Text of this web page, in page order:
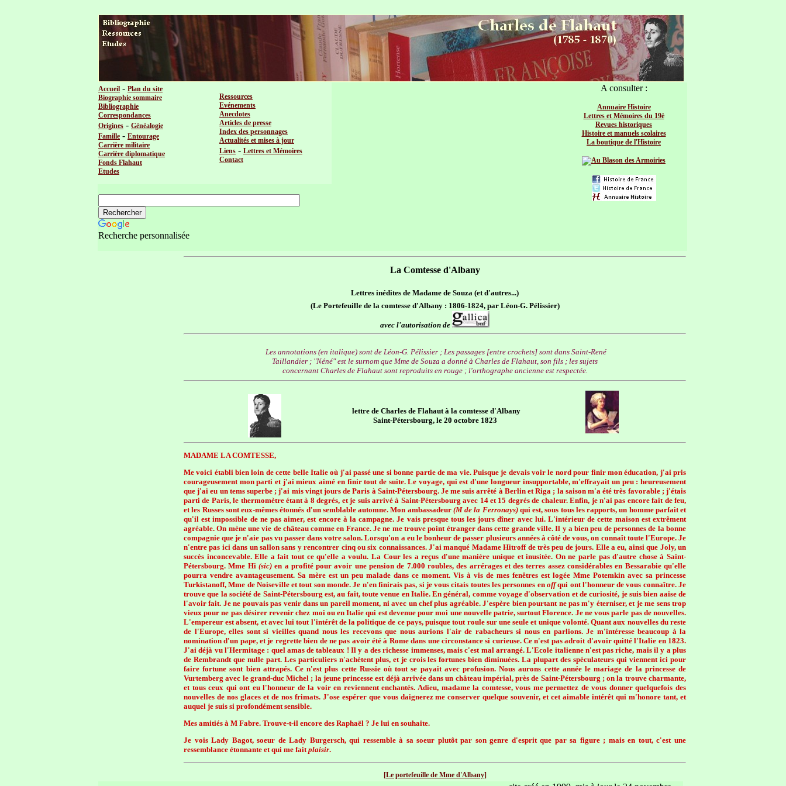
Accueil - Plan du site
Biographie sommaire
Bibliographie
Correspondances
Origines - Généalogie
Famille - Entourage
Carrière militaire
Carrière diplomatique
Fonds Flahaut
Etudes
Ressources
Evénements
Anecdotes
Articles de presse
Index des personnages
Actualités et mises à jour
Liens - Lettres et Mémoires
Contact
A consulter :
Annuaire Histoire
Lettres et Mémoires du 19è
Revues historiques
Histoire et manuels scolaires
La boutique de l'Histoire
Recherche personnalisée
La Comtesse d'Albany
Lettres inédites de Madame de Souza (et d'autres...)
(Le Portefeuille de la comtesse d'Albany : 1806-1824, par Léon-G. Pélissier)
avec l'autorisation de
Les annotations (en italique) sont de Léon-G. Pélissier ; Les passages [entre crochets] sont dans Saint-René
Taillandier ; "Néné" est le surnom que Mme de Souza a donné à Charles de Flahaut, son fils ; les sujets
concernant Charles de Flahaut sont reproduits en rouge ; l'orthographe ancienne est respectée.
lettre de Charles de Flahaut à la comtesse d'Albany
Saint-Pétersbourg, le 20 octobre 1823
MADAME LA COMTESSE,
Me voici établi bien loin de cette belle Italie où j'ai passé une si bonne partie de ma vie. Puisque je devais voir le nord pour finir mon éducation, j'ai pris
courageusement mon parti et j'ai mieux aimé en finir tout de suite. Le voyage, qui est d'une longueur insupportable, m'effrayait un peu : heureusement
que j'ai eu un tems superbe ; j'ai mis vingt jours de Paris à Saint-Pétersbourg. Je me suis arrêté à Berlin et Riga ; la saison m'a été très favorable ; j'étais
parti de Paris, le thermomètre étant à 8 degrés, et je suis arrivé à Saint-Pétersbourg avec 14 et 15 degrés de chaleur. Enfin, je n'ai pas encore fait de feu,
et les Russes sont eux-mêmes étonnés d'un semblable automne. Mon ambassadeur (M de la Ferronays)qui est, sous tous les rapports, un homme parfait et
qu'il est impossible de ne pas aimer, est encore à la campagne. Je vais presque tous les jours dîner avec lui. L'intérieur de cette maison est extrêment
agréable. On mène une vie de château comme en France. Je ne me trouve point étranger dans cette grande ville. Il y a bien peu de personnes de la bonne
compagnie que je n'aie pas vu passer dans votre salon. Lorsqu'on a eu le bonheur de passer plusieurs années à côté de vous, on connaît toute l'Europe. Je
n'entre pas ici dans un sallon sans y rencontrer cinq ou six connaissances. J'ai manqué Madame Hitroff de très peu de jours. Elle a eu, ainsi que Joly, un
succès inconcevable. Elle a fait tout ce qu'elle a voulu. La Cour les a reçus d'une manière unique et inusitée. On ne parle pas d'autre chose à Saint-
Pétersbourg. Mme Hi (sic)en a profité pour avoir une pension de 7.000 roubles, des arrérages et des terres assez considérables en Bessarabie qu'elle
pourra vendre avantageusement. Sa mère est un peu malade dans ce moment. Vis à vis de mes fenêtres est logée Mme Potemkin avec sa princesse
Turkistanoff, Mme de Noiseville et tout son monde. Je n'en finirais pas, si je vous citais toutes les personnes en offqui ont l'honneur de vous connaître. Je
trouve que la société de Saint-Pétersbourg est, au fait, toute venue en Italie. En général, comme voyage d'observation et de curiosité, je suis bien aaise de
l'avoir fait. Je ne pouvais pas venir dans un pareil moment, ni avec un chef plus agréable. J'espère bien pourtant ne pas m'y éterniser, et je me sens trop
vieux pour ne pas désirer revenir chez moi ou en Italie qui est devenue pour moi une nouvelle patrie, surtout Florence. Je ne vous parle pas de nouvelles.
L'empereur est absent, et avec lui tout l'intérêt de la politique de ce pays, puisque tout roule sur une seule et unique volonté. Quant aux nouvelles du reste
de l'Europe, elles sont si vieilles quand nous les recevons que nous aurions l'air de rabacheurs si nous en parlions. Je m'intéresse beaucoup à la
nomination d'un pape, et je regrette bien de ne pas avoir été à Rome dans une circonstance si curieuse. Ce n'est pas adroit d'avoir quitté l'Italie en 1823.
J'ai déjà vu l'Hermitage : quel amas de tableaux ! Il y a des richesse immenses, mais c'est mal arrangé. L'Ecole italienne n'est pas riche, mais il y a plus
de Rembrandt que nulle part. Les particuliers n'achètent plus, et je crois les fortunes bien diminuées. La plupart des spéculateurs qui viennent ici pour
faire fortune sont bien attrapés. Ce n'est plus cette Russie où tout se payait avec profusion. Nous aurons cette année le mariage de la princesse de
Vurtemberg avec le grand-duc Michel ; la jeune princesse est déjà arrivée dans un château impérial, près de Saint-Pétersbourg ; on la trouve charmante,
et tous ceux qui ont eu l'honneur de la voir en reviennent enchantés. Adieu, madame la comtesse, vous me permettez de vous donner quelquefois des
nouvelles de nos glaces et de nos frimats. J'ose espérer que vous daignerez me conserver quelque souvenir, et cet aimable intérêt qui m'honore tant, et
auquel je suis si profondément sensible.
Mes amitiés à M Fabre. Trouve-t-il encore des Raphaël ? Je lui en souhaite.
Je vois Lady Bagot, soeur de Lady Burgersch, qui ressemble à sa soeur plutôt par son genre d'esprit que par sa figure ; mais en tout, c'est une
ressemblance étonnante et qui me faitplaisir.
[Le portefeuille de Mme d'Albany]